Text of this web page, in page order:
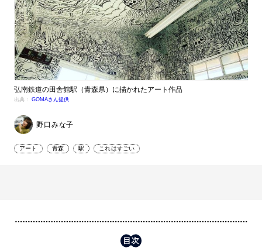
弘南鉄道の田舎館駅（青森県）に描かれたアート作品
出典： GOMAさん提供
野口みな子
アート 青森 駅 これはすごい